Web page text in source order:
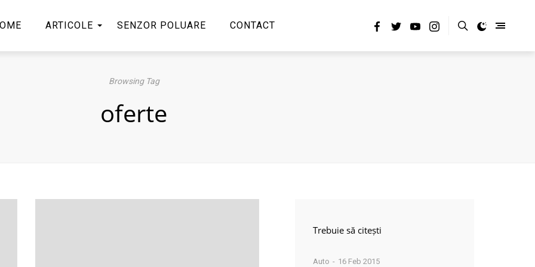
ARTICOLE SENZOR POLUARE CONTACT
Browsing Tag
oferte
Trebuie să citești
Auto 16 Feb 2015